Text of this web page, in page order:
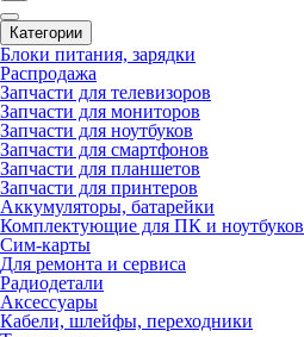
Категории
Блоки питания, зарядки
Распродажа
Запчасти для телевизоров
Запчасти для мониторов
Запчасти для ноутбуков
Запчасти для смартфонов
Запчасти для планшетов
Запчасти для принтеров
Аккумуляторы, батарейки
Комплектующие для ПК и ноутбуков
Сим-карты
Для ремонта и сервиса
Радиодетали
Аксессуары
Кабели, шлейфы, переходники